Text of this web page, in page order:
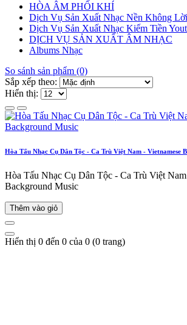
HÒA ÂM PHỐI KHÍ
Dịch Vụ Sản Xuất Nhạc Nền Không
Dịch Vụ Sản Xuất Nhạc Kiếm Tiền
DỊCH VỤ SẢN XUẤT ÂM NHẠC
Albums Nhạc
So sánh sản phẩm (0)
Sắp xếp theo:
Hiển thị:
Hòa Tấu Nhạc Cụ Dân Tộc - Ca Trù Việt Nam - Vietnamese
Hòa Tấu Nhạc Cụ Dân Tộc - Ca Trù Việt
Background Music
Thêm vào giỏ
Hiển thị 0 đến 0 của 0 (0 trang)